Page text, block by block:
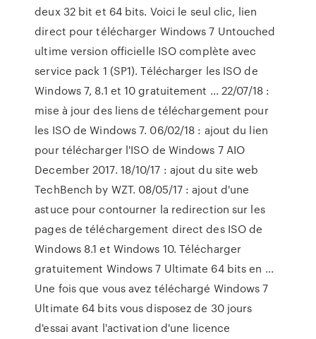
deux 32 bit et 64 bits. Voici le seul clic, lien
direct pour télécharger Windows 7 Untouched
ultime version officielle ISO complète avec
service pack 1 (SP1). Télécharger les ISO de
Windows 7, 8.1 et 10 gratuitement ... 22/07/18 :
mise à jour des liens de téléchargement pour
les ISO de Windows 7. 06/02/18 : ajout du lien
pour télécharger l'ISO de Windows 7 AIO
December 2017. 18/10/17 : ajout du site web
TechBench by WZT. 08/05/17 : ajout d'une
astuce pour contourner la redirection sur les
pages de téléchargement direct des ISO de
Windows 8.1 et Windows 10. Télécharger
gratuitement Windows 7 Ultimate 64 bits en ...
Une fois que vous avez téléchargé Windows 7
Ultimate 64 bits vous disposez de 30 jours
d'essai avant l'activation d'une licence